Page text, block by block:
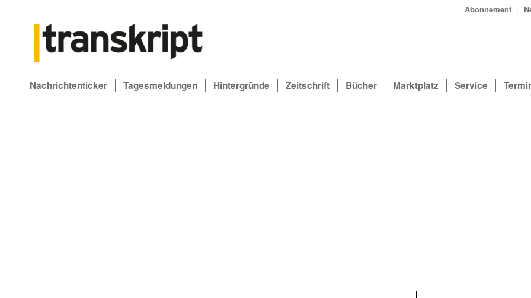
Abonnement
Nachrichtenticker Tagesmeldungen Hintergründe Zeitschrift Bücher Marktplatz Service